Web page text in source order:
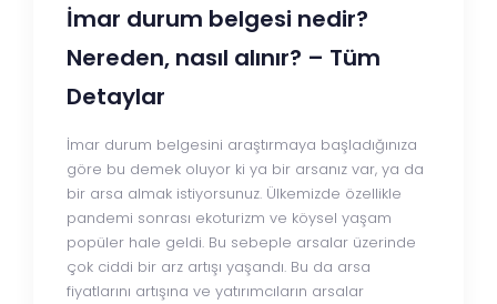
İmar durum belgesi nedir?
Nereden, nasıl alınır? – Tüm
Detaylar
İmar durum belgesini araştırmaya başladığınıza
göre bu demek oluyor ki ya bir arsanız var, ya da
bir arsa almak istiyorsunuz. Ülkemizde özellikle
pandemi sonrası ekoturizm ve köysel yaşam
popüler hale geldi. Bu sebeple arsalar üzerinde
çok ciddi bir arz artışı yaşandı. Bu da arsa
fiyatlarını artışına ve yatırımcıların arsalar